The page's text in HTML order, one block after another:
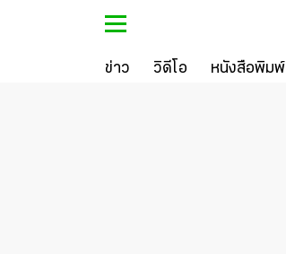
ข่าว วิดีโอ หนังสือพิมพ์